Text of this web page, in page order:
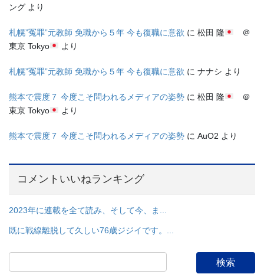
ング より
札幌”冤罪”元教師 免職から５年 今も復職に意欲 に 松田 隆
＠
東京 Tokyo
より
札幌”冤罪”元教師 免職から５年 今も復職に意欲 に ナナシ より
熊本で震度７ 今度こそ問われるメディアの姿勢 に 松田 隆
＠
東京 Tokyo
より
熊本で震度７ 今度こそ問われるメディアの姿勢 に AuO2 より
コメントいいねランキング
2023年に連載を全て読み、そして今、ま...
既に戦線離脱して久しい76歳ジジイです。...